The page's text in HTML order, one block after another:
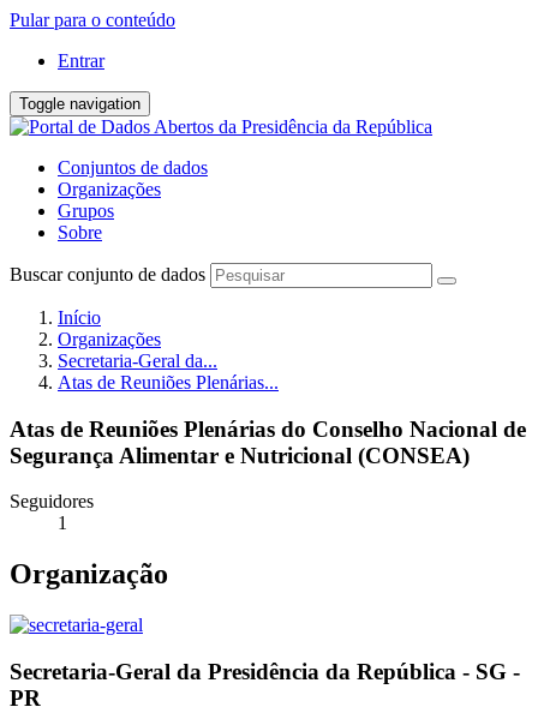
Pular para o conteúdo
Entrar
Toggle navigation
Conjuntos de dados
Organizações
Grupos
Sobre
Buscar conjunto de dados
Início
Organizações
Secretaria-Geral da...
Atas de Reuniões Plenárias...
Atas de Reuniões Plenárias do Conselho Nacional de
Segurança Alimentar e Nutricional (CONSEA)
Seguidores
1
Organização
Secretaria-Geral da Presidência da República - SG -
PR